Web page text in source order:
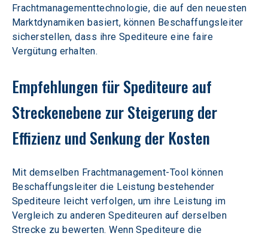
Frachtmanagementtechnologie, die auf den neuesten
Marktdynamiken basiert, können Beschaffungsleiter
sicherstellen, dass ihre Spediteure eine faire
Vergütung erhalten.
Empfehlungen für Spediteure auf
Streckenebene zur Steigerung der
Effizienz und Senkung der Kosten
Mit demselben Frachtmanagement-Tool können
Beschaffungsleiter die Leistung bestehender
Spediteure leicht verfolgen, um ihre Leistung im
Vergleich zu anderen Spediteuren auf derselben
Strecke zu bewerten. Wenn Spediteure die